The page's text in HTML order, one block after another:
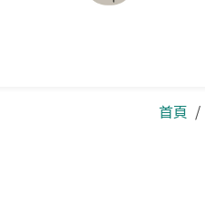
首頁